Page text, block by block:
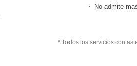
No admite
* Todos los servicios con